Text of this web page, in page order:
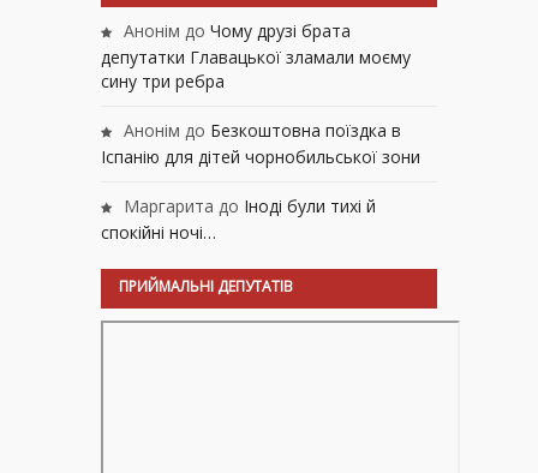
Анонім до Чому друзі брата
депутатки Главацької зламали моєму
сину три ребра
Анонім до Безкоштовна поїздка в
Іспанію для дітей чорнобильської зони
Маргарита до Іноді були тихі й
спокійні ночі…
ПРИЙМАЛЬНІ ДЕПУТАТІВ